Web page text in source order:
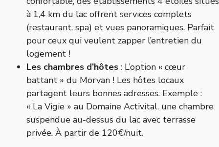
à 1,4 km du lac offrent services complets
(restaurant, spa) et vues panoramiques. Parfait
pour ceux qui veulent zapper l’entretien du
logement !
Les chambres d’hôtes : L’option « cœur
battant » du Morvan ! Les hôtes locaux
partagent leurs bonnes adresses. Exemple :
« La Vigie » au Domaine Activital, une chambre
suspendue au-dessus du lac avec terrasse
privée. À partir de 120€/nuit.